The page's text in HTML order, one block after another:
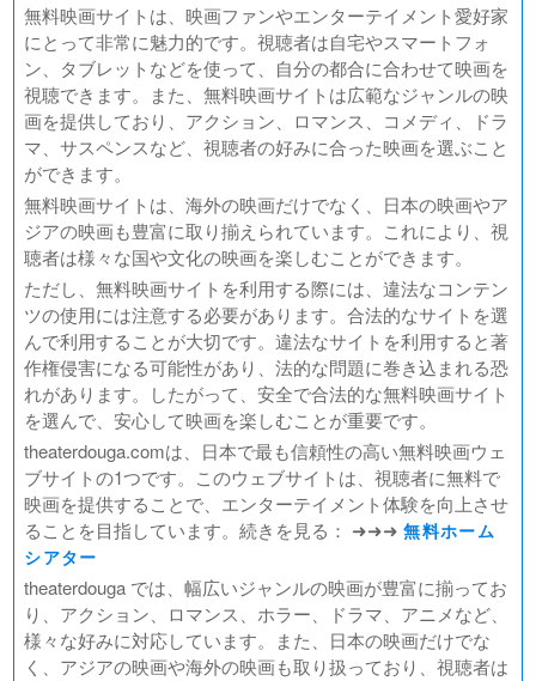
無料映画サイトは、映画ファンやエンターテイメント愛好家
にとって非常に魅力的です。視聴者は自宅やスマートフォ
ン、タブレットなどを使って、自分の都合に合わせて映画を
視聴できます。また、無料映画サイトは広範なジャンルの映
画を提供しており、アクション、ロマンス、コメディ、ドラ
マ、サスペンスなど、視聴者の好みに合った映画を選ぶこと
ができます。
無料映画サイトは、海外の映画だけでなく、日本の映画やア
ジアの映画も豊富に取り揃えられています。これにより、視
聴者は様々な国や文化の映画を楽しむことができます。
ただし、無料映画サイトを利用する際には、違法なコンテン
ツの使用には注意する必要があります。合法的なサイトを選
んで利用することが大切です。違法なサイトを利用すると著
作権侵害になる可能性があり、法的な問題に巻き込まれる恐
れがあります。したがって、安全で合法的な無料映画サイト
を選んで、安心して映画を楽しむことが重要です。
theaterdouga.comは、日本で最も信頼性の高い無料映画ウェ
ブサイトの1つです。このウェブサイトは、視聴者に無料で
映画を提供することで、エンターテイメント体験を向上させ
ることを目指しています。続きを見る： ➜➜➜無料ホーム
シアター
theaterdouga では、幅広いジャンルの映画が豊富に揃ってお
り、アクション、ロマンス、ホラー、ドラマ、アニメなど、
様々な好みに対応しています。また、日本の映画だけでな
く、アジアの映画や海外の映画も取り扱っており、視聴者は